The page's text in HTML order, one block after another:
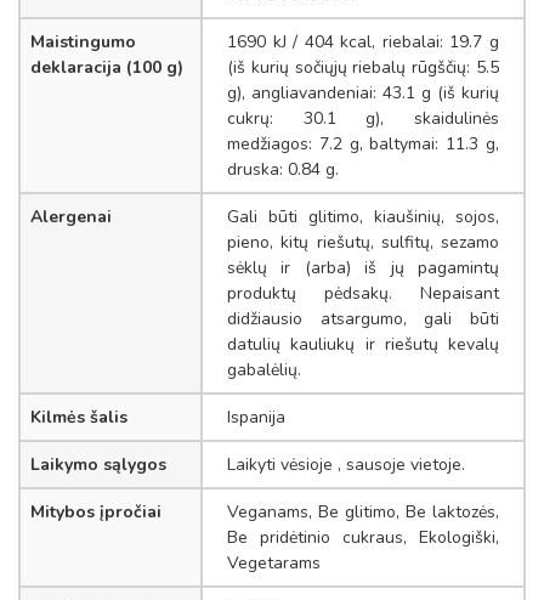
Maistingumo
deklaracija (100 g)
1690 kJ / 404 kcal, riebalai: 19.7 g
(iš kurių sočiųjų riebalų rūgščių: 5.5
g), angliavandeniai: 43.1 g (iš kurių
cukrų: 30.1 g), skaidulinės
medžiagos: 7.2 g, baltymai: 11.3 g,
druska: 0.84 g.
Alergenai
Gali būti glitimo, kiaušinių, sojos,
pieno, kitų riešutų, sulfitų, sezamo
sėklų ir (arba) iš jų pagamintų
produktų pėdsakų. Nepaisant
didžiausio atsargumo, gali būti
datulių kauliukų ir riešutų kevalų
gabalėlių.
Kilmės šalis Ispanija
Laikymo sąlygos Laikyti vėsioje , sausoje vietoje.
Mitybos įpročiai
Veganams, Be glitimo, Be laktozės,
Be pridėtinio cukraus, Ekologiški,
Vegetarams